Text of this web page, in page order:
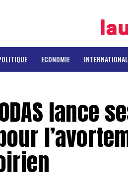
ECONOMIE INTERNATIONAL
lance